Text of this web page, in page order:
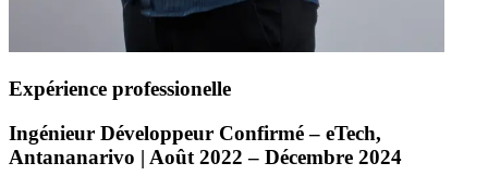
Expérience professionelle
Ingénieur Développeur Confirmé – eTech,
Antananarivo | Août 2022 – Décembre 2024